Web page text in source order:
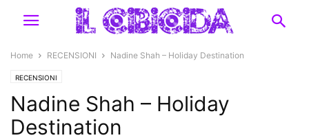
Home RECENSIONI Nadine Shah – Holiday Destination
RECENSIONI
Nadine Shah – Holiday
Destination